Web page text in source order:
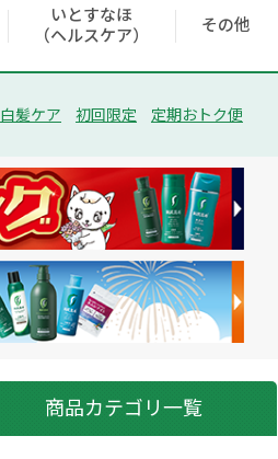
いとすなほ
（ヘルスケア）
その他
白髪ケア 初回限定 定期おトク便
商品カテゴリ一覧